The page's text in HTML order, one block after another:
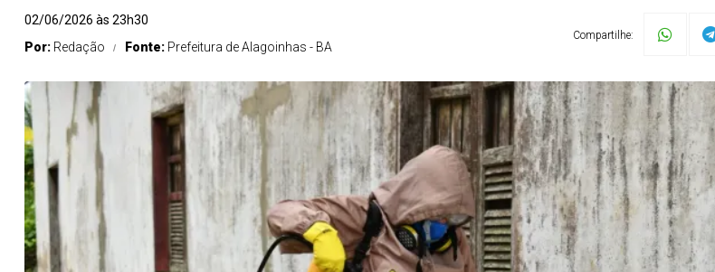
02/06/2026 às 23h30
Por: Redação Fonte: Prefeitura de Alagoinhas - BA
Compartilhe: